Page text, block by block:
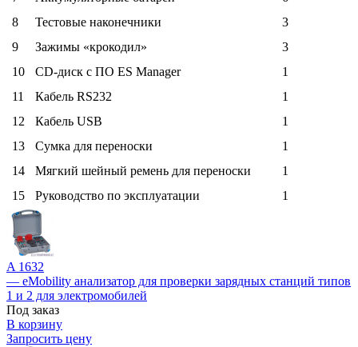
8
Тестовые наконечники
3
9
Зажимы «крокодил»
3
10
CD-диск с ПО ES Manager
1
11
Кабель RS232
1
12
Кабель USB
1
13
Сумка для переноски
1
14
Мягкий шейный ремень для переноски
1
15
Руководство по эксплуатации 1
A 1632
— eMobility анализатор для проверки зарядных станций типов
1 и 2 для электромобилей
Под заказ
В корзину
Запросить цену